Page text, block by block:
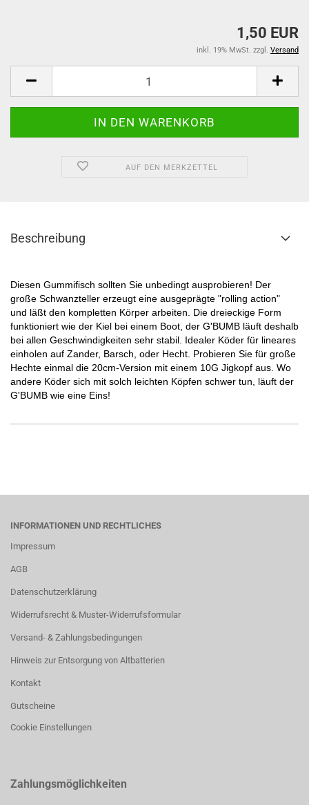
1,50 EUR
inkl. 19% MwSt. zzgl. Versand
AUF DEN MERKZETTEL
Beschreibung
Diesen Gummifisch sollten Sie unbedingt ausprobieren! Der
große Schwanzteller erzeugt eine ausgeprägte "rolling action"
und läßt den kompletten Körper arbeiten. Die dreieckige Form
funktioniert wie der Kiel bei einem Boot, der G'BUMB läuft deshalb
bei allen Geschwindigkeiten sehr stabil. Idealer Köder für lineares
einholen auf Zander, Barsch, oder Hecht. Probieren Sie für große
Hechte einmal die 20cm-Version mit einem 10G Jigkopf aus. Wo
andere Köder sich mit solch leichten Köpfen schwer tun, läuft der
G'BUMB wie eine Eins!
INFORMATIONEN UND RECHTLICHES
Impressum
AGB
Datenschutzerklärung
Widerrufsrecht & Muster-Widerrufsformular
Versand- & Zahlungsbedingungen
Hinweis zur Entsorgung von Altbatterien
Kontakt
Gutscheine
Cookie Einstellungen
Zahlungsmöglichkeiten